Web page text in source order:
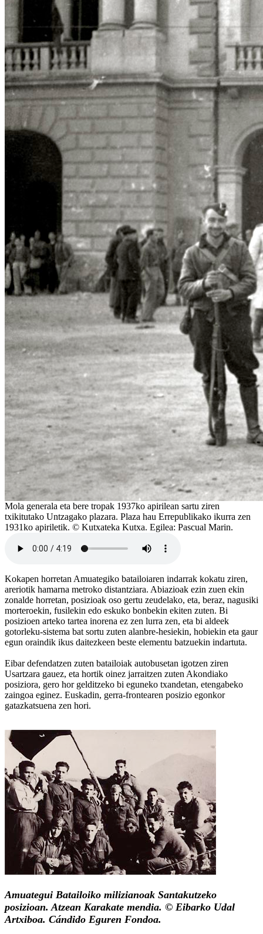
Mola generala eta bere tropak 1937ko apirilean sartu ziren
txikitutako Untzagako plazara. Plaza hau Errepublikako ikurra zen
1931ko apiriletik. © Kutxateka Kutxa. Egilea: Pascual Marin.
Kokapen horretan Amuategiko batailoiaren indarrak kokatu ziren,
areriotik hamarna metroko distantziara. Abiazioak ezin zuen ekin
zonalde horretan, posizioak oso gertu zeudelako, eta, beraz, nagusiki
morteroekin, fusilekin edo eskuko bonbekin ekiten zuten. Bi
posizioen arteko tartea inorena ez zen lurra zen, eta bi aldeek
gotorleku-sistema bat sortu zuten alanbre-hesiekin, hobiekin eta gaur
egun oraindik ikus daitezkeen beste elementu batzuekin indartuta.
Eibar defendatzen zuten batailoiak autobusetan igotzen ziren
Usartzara gauez, eta hortik oinez jarraitzen zuten Akondiako
posiziora, gero hor gelditzeko bi eguneko txandetan, etengabeko
zaingoa eginez. Euskadin, gerra-frontearen posizio egonkor
gatazkatsuena zen hori.
Amuategui Batailoiko milizianoak Santakutzeko
posizioan. Atzean Karakate mendia. © Eibarko Udal
Artxiboa. Cándido Eguren Fondoa.